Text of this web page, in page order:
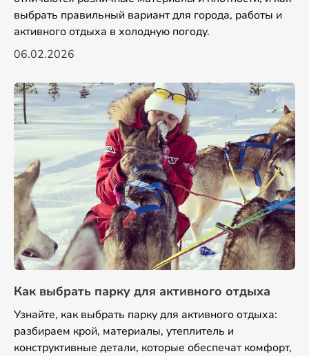
выбрать правильный вариант для города, работы и
активного отдыха в холодную погоду.
06.02.2026
Как выбрать парку для активного отдыха
Узнайте, как выбрать парку для активного отдыха:
разбираем крой, материалы, утеплитель и
конструктивные детали, которые обеспечат комфорт,